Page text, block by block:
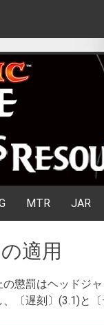
MTR JAR
適用
の懲罰はヘッドジ
〔遅刻〕(3.1)と